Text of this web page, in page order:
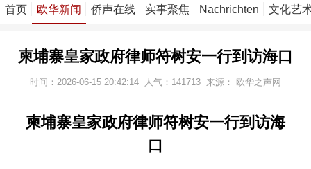
首页 欧华新闻 侨声在线 实事聚焦 Nachrichten 文化艺
柬埔寨皇家政府律师符树安一行到访海口
时间：2026-06-15 20:42:14 人气： 141713 来源： 欧华之声网
柬埔寨皇家政府律师符树安一行到访海
口